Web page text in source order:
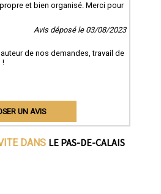
et bien organisé. Merci pour
Avis déposé le 03/08/2023
de nos demandes, travail de
!
UN AVIS
DANS LE PAS-DE-CALAIS